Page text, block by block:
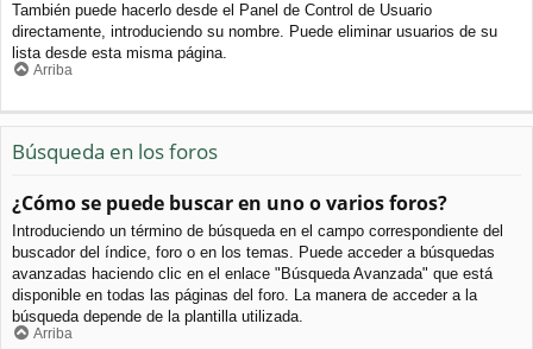
También puede hacerlo desde el Panel de Control de Usuario
directamente, introduciendo su nombre. Puede eliminar usuarios de su
lista desde esta misma página.
Arriba
Búsqueda en los foros
¿Cómo se puede buscar en uno o varios foros?
Introduciendo un término de búsqueda en el campo correspondiente del
buscador del índice, foro o en los temas. Puede acceder a búsquedas
avanzadas haciendo clic en el enlace "Búsqueda Avanzada" que está
disponible en todas las páginas del foro. La manera de acceder a la
búsqueda depende de la plantilla utilizada.
Arriba